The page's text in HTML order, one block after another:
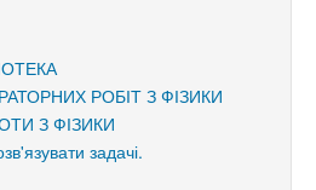
РОБІТ З ФІЗИКИ
З ФІЗИКИ
задачі.